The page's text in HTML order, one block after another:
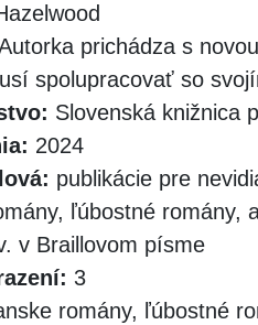
prichádza s
spolupracovať so
Slovenská knižnica
2024
publikácie pre
ľúbostné romány,
v Braillovom písme
3
romány, ľúbostné